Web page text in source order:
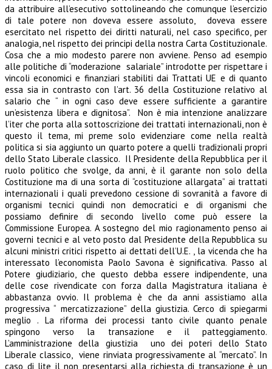
da attribuire all’esecutivo sottolineando che comunque l’esercizio
di tale potere non doveva essere assoluto, doveva essere
esercitato nel rispetto dei diritti naturali, nel caso specifico, per
analogia, nel rispetto dei principi della nostra Carta Costituzionale.
Cosa che a mio modesto parere non avviene. Penso ad esempio
alle politiche di “moderazione salariale” introdotte per rispettare i
vincoli economici e finanziari stabiliti dai Trattati UE e di quanto
essa sia in contrasto con l’art. 36 della Costituzione relativo al
salario che “ in ogni caso deve essere sufficiente a garantire
un’esistenza libera e dignitosa”. Non è mia intenzione analizzare
l’iter che porta alla sottoscrizione dei trattati internazionali, non è
questo il tema, mi preme solo evidenziare come nella realtà
politica si sia aggiunto un quarto potere a quelli tradizionali propri
dello Stato Liberale classico. Il Presidente della Repubblica per il
ruolo politico che svolge, da anni, è il garante non solo della
Costituzione ma di una sorta di “costituzione allargata” ai trattati
internazionali i quali prevedono cessione di sovranità a favore di
organismi tecnici quindi non democratici e di organismi che
possiamo definire di secondo livello come può essere la
Commissione Europea. A sostegno del mio ragionamento penso ai
governi tecnici e al veto posto dal Presidente della Repubblica su
alcuni ministri critici rispetto ai dettati dell’U.E. , la vicenda che ha
interessato l’economista Paolo Savona è significativa. Passo al
Potere giudiziario, che questo debba essere indipendente, una
delle cose rivendicate con forza dalla Magistratura italiana è
abbastanza ovvio. Il problema è che da anni assistiamo alla
progressiva “ mercatizzazione” della giustizia. Cerco di spiegarmi
meglio . La riforma dei processi tanto civile quanto penale
spingono verso la transazione e il patteggiamento.
L’amministrazione della giustizia uno dei poteri dello Stato
Liberale classico, viene rinviata progressivamente al “mercato”. In
caso di lite il non presentarsi alla richiesta di transazione è un